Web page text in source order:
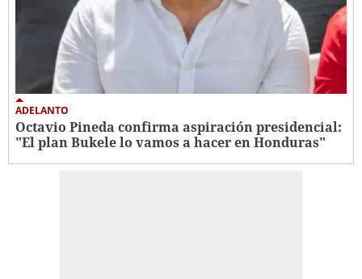
ADELANTO
Octavio Pineda confirma aspiración presidencial:
"El plan Bukele lo vamos a hacer en Honduras"